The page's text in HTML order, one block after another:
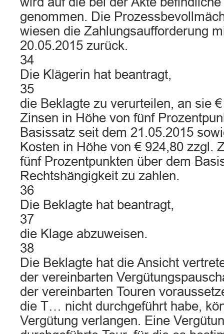
genommen. Die
wiesen die Zahlungsaufforderung
20.05.2015 zurück.
34
Die Klägerin hat beantragt,
35
die Beklagte zu verurteilen, an sie
Zinsen in Höhe von fünf
Basissatz seit dem 21.05.2015
Kosten in Höhe von € 924,80 zzgl.
fünf Prozentpunkten über dem
Rechtshängigkeit zu zahlen.
36
Die Beklagte hat beantragt,
37
die Klage abzuweisen.
38
Die Beklagte hat die Ansicht
der vereinbarten
der vereinbarten Touren
die T… nicht durchgeführt habe,
Vergütung verlangen. Eine